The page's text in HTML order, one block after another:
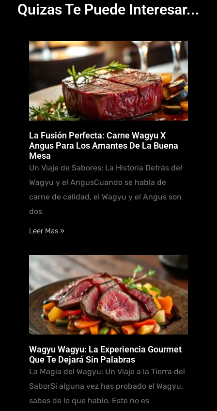
Quizas Te Puede Interesar...
La Fusión Perfecta: Carne Wagyu X
Angus Para Los Amantes De La Buena
Mesa
Un Viaje de Sabores: La Historia Detrás del
Wagyu y el AngusCuando se habla de
carne de calidad, el Wagyu y el Angus son
dos
Leer Mas »
Wagyu Wagyu: La Experiencia Gourmet
Que Te Dejará Sin Palabras
La Magia del Wagyu: Un Viaje a la Tierra del
SaborSi alguna vez has probado el Wagyu,
sabes de lo que hablo. Este no es